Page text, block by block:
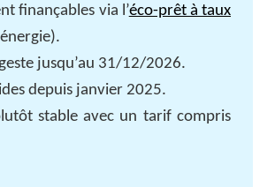
finançables via l’éco-prêt à taux
jusqu’au 31/12/2026.
depuis janvier 2025.
stable avec un tarif compris